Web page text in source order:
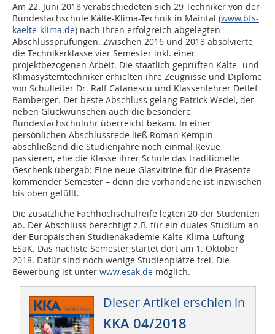
Am 22. Juni 2018 verabschiedeten sich 29 Techniker von der
Bundesfachschule Kälte-Klima-Technik in Maintal (www.bfs-
kaelte-klima.de) nach ihren erfolgreich abgelegten
Abschlussprüfungen. Zwischen 2016 und 2018 absolvierte
die Technikerklasse vier Semester inkl. einer
projektbezogenen Arbeit. Die staatlich geprüften Kälte- und
Klimasystemtechniker erhielten ihre Zeugnisse und Diplome
von Schulleiter Dr. Ralf Catanescu und Klassenlehrer Detlef
Bamberger. Der beste Abschluss gelang Patrick Wedel, der
neben Glückwünschen auch die besondere
Bundesfachschuluhr überreicht bekam. In einer
persönlichen Abschlussrede ließ Roman Kempin
abschließend die Studienjahre noch einmal Revue
passieren, ehe die Klasse ihrer Schule das traditionelle
Geschenk übergab: Eine neue Glasvitrine für die Präsente
kommender Semester – denn die vorhandene ist inzwischen
bis oben gefüllt.
Die zusätzliche Fachhochschulreife legten 20 der Studenten
ab. Der Abschluss berechtigt z.B. für ein duales Studium an
der Europäischen Studienakademie Kälte-Klima-Lüftung
ESaK. Das nächste Semester startet dort am 1. Oktober
2018. Dafür sind noch wenige Studienplätze frei. Die
Bewerbung ist unter www.esak.de möglich.
Dieser Artikel erschien in
KKA 04/2018